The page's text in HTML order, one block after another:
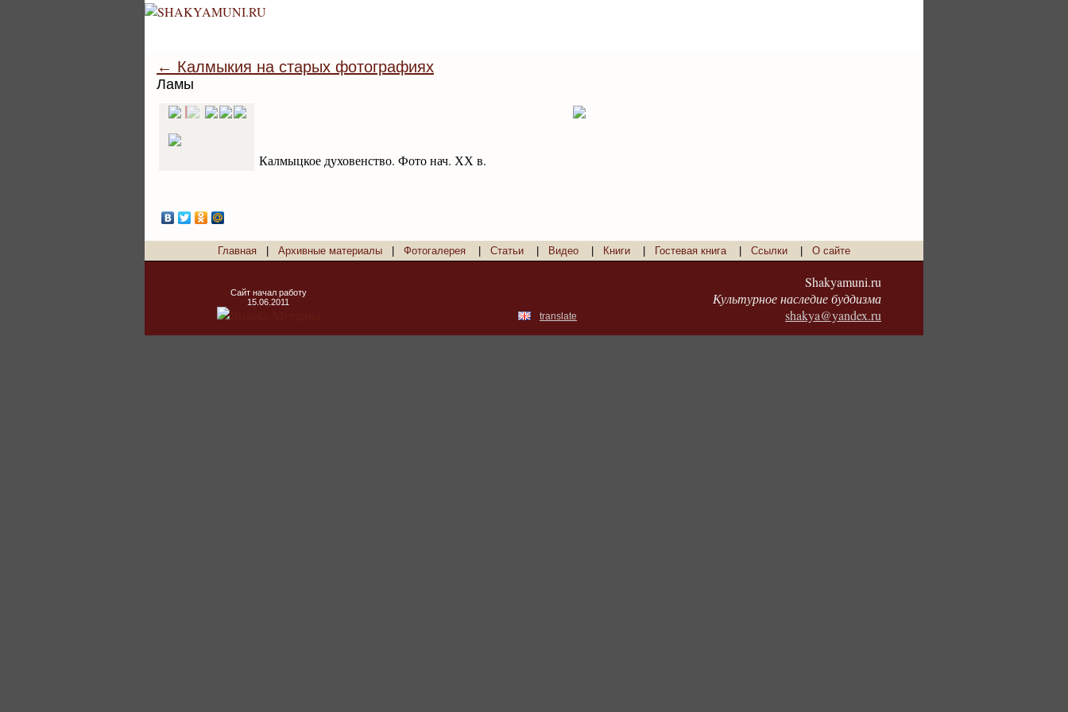
← Калмыкия на старых фотографиях
Ламы
Калмыцкое духовенство. Фото нач. ХХ в.
Главная Архивные материалы Фотогалерея Статьи Видео Книги Гостевая книга| Ссылки О сайте
Сайт начал работу
15.06.2011
translate
Shakyamuni.ru
Культурное наследие буддизма
shakya@yandex.ru